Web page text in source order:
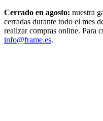
Cerrado en agosto: nuestra
cerradas durante todo el mes
realizar compras online. Para
info@frame.es.